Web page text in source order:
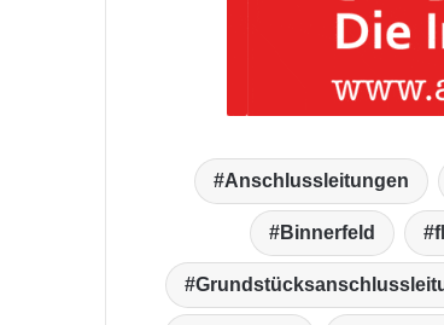
Anschlussleitungen
Binnerfeld